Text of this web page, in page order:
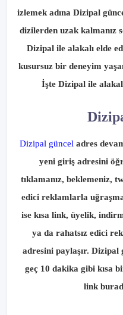
izlemek adına Dizipal
dizilerden uzak kalmanız
Dizipal ile alakalı elde
kusursuz bir deneyim
İşte Dizipal ile
Dizipal güncel adres
yeni giriş adresini
tıklamanız, beklemeniz,
edici reklamlarla
ise kısa link, üyelik,
ya da rahatsız edici
adresini paylaşır. Dizipal
geç 10 dakika gibi kısa
link